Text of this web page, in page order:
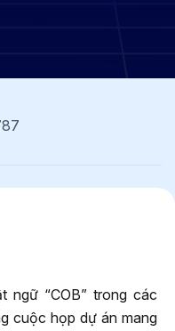
ngữ “COB” trong các
cuộc họp dự án mang